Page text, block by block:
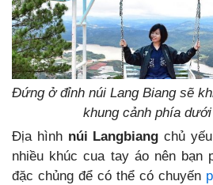
Đứng ở đỉnh núi Lang Biang sẽ
khung cảnh phía
Địa hình núi Langbiang chủ
nhiều khúc cua tay áo nên bạn
đặc chủng để có thể có chuyến